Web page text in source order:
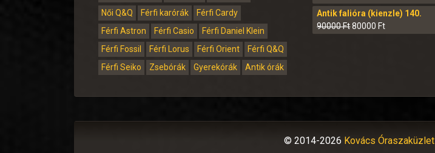
Női Q&Q
Férfi karórák
Férfi Cardy
Férfi Astron
Férfi Casio
Férfi Daniel Klein
Férfi Fossil
Férfi Lorus Férfi Orient
Férfi Q&Q
Férfi Seiko
Zsebórák Gyerekórák Antik órák
Antik falióra (kienzle) 140.
90000Ft80000 Ft
© 2014-2026 Kovács Óraszaküzlet